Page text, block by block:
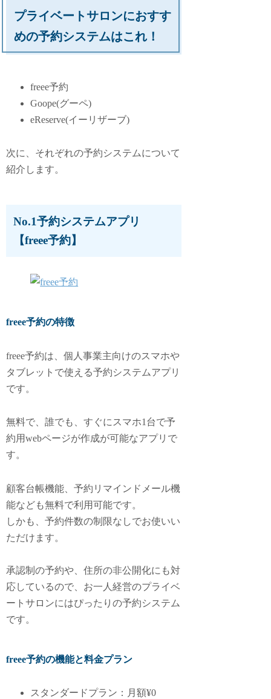
プライベートサロンにおすす
めの予約システムはこれ！
freee予約
Goope(グーペ)
eReserve(イーリザーブ)
次に、それぞれの予約システムについて
紹介します。
No.1予約システムアプリ
【freee予約】
freee予約の特徴
freee予約は、個人事業主向けのスマホや
タブレットで使える予約システムアプリ
です。
無料で、誰でも、すぐにスマホ1台で予
約用webページが作成が可能なアプリで
す。
顧客台帳機能、予約リマインドメール機
能なども無料で利用可能です。
しかも、予約件数の制限なしでお使いい
ただけます。
承認制の予約や、住所の非公開化にも対
応しているので、お一人経営のプライベ
ートサロンにはぴったりの予約システム
です。
freee予約の機能と料金プラン
スタンダードプラン：月額¥0